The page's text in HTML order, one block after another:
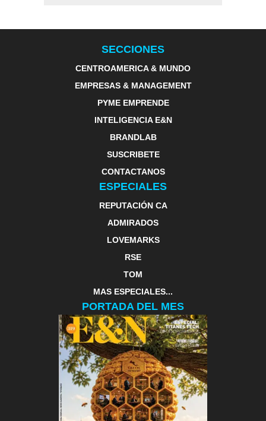
SECCIONES
CENTROAMERICA & MUNDO
EMPRESAS & MANAGEMENT
PYME EMPRENDE
INTELIGENCIA E&N
BRANDLAB
SUSCRIBETE
CONTACTANOS
ESPECIALES
REPUTACIÓN CA
ADMIRADOS
LOVEMARKS
RSE
TOM
MAS ESPECIALES...
PORTADA DEL MES